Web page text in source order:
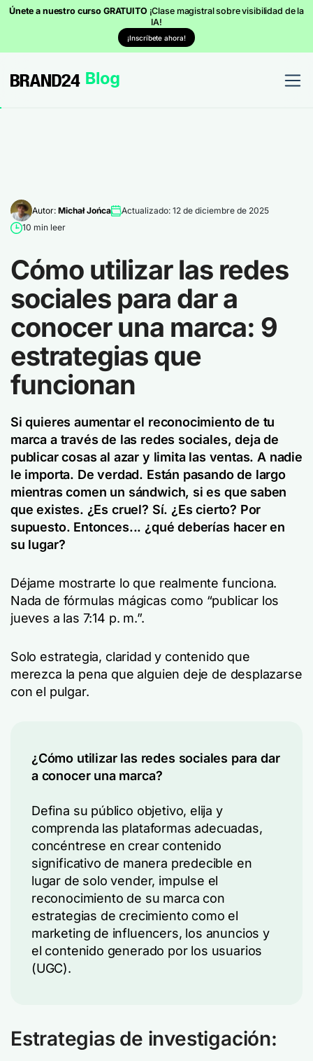
Únete a nuestro curso GRATUITO ¡Clase magistral sobre visibilidad de la
IA!
¡Inscríbete ahora!
Autor: Michał Jońca
Actualizado: 12 de diciembre de 2025
10 min leer
Cómo utilizar las redes
sociales para dar a
conocer una marca: 9
estrategias que
funcionan
Si quieres aumentar el reconocimiento de tu
marca a través de las redes sociales, deja de
publicar cosas al azar y limita las ventas. A nadie
le importa. De verdad. Están pasando de largo
mientras comen un sándwich, si es que saben
que existes. ¿Es cruel? Sí. ¿Es cierto? Por
supuesto. Entonces... ¿qué deberías hacer en
su lugar?
Déjame mostrarte lo que realmente funciona.
Nada de fórmulas mágicas como “publicar los
jueves a las 7:14 p. m.”.
Solo estrategia, claridad y contenido que
merezca la pena que alguien deje de desplazarse
con el pulgar.
¿Cómo utilizar las redes sociales para dar
a conocer una marca?
Defina su público objetivo, elija y
comprenda las plataformas adecuadas,
concéntrese en crear contenido
significativo de manera predecible en
lugar de solo vender, impulse el
reconocimiento de su marca con
estrategias de crecimiento como el
marketing de influencers, los anuncios y
el contenido generado por los usuarios
(UGC).
Estrategias de investigación: